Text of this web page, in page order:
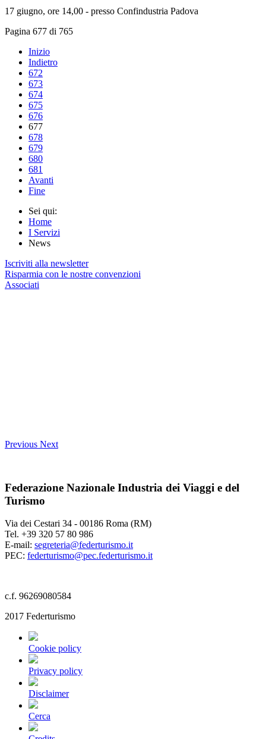
17 giugno, ore 14,00 - presso Confindustria Padova
Pagina 677 di 765
Inizio
Indietro
672
673
674
675
676
677
678
679
680
681
Avanti
Fine
Sei qui:
Home
I Servizi
News
Iscriviti alla newsletter
Risparmia con le nostre convenzioni
Associati
Previous Next
Federazione Nazionale Industria dei Viaggi e del
Turismo
Via dei Cestari 34 - 00186 Roma (RM)
Tel. +39 320 57 80 986
E-mail: segreteria@federturismo.it
PEC: federturismo@pec.federturismo.it
c.f. 96269080584
2017 Federturismo
Cookie policy
Privacy policy
Disclaimer
Cerca